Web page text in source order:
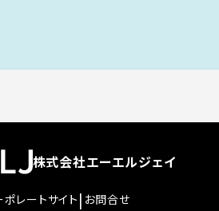
株式会社エーエルジェイ
レートサイト | お問合せ